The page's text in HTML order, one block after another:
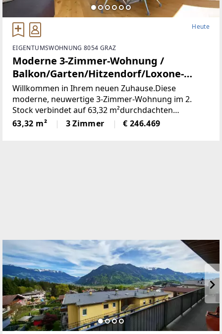
Heute
EIGENTUMSWOHNUNG 8054 GRAZ
Moderne 3-Zimmer-Wohnung /
Balkon/Garten/Hitzendorf/Loxone-
Vollautomatisiert (Provisionsfrei)
Willkommen in Ihrem neuen Zuhause.Diese
moderne, neuwertige 3-Zimmer-Wohnung im 2.
Stock verbindet auf 63,32 m²durchdachten
Wohnkomfort mit intelligenter Haustechnik – hell,
energieeffizientund sofort bezugsfertig.Im Zentrum
63,32 m² 3 Zimmer € 246.469